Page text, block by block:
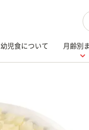
幼児食について 月齢別